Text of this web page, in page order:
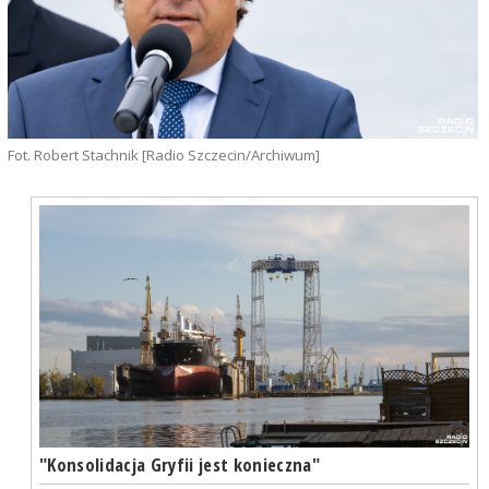
Fot. Robert Stachnik [Radio Szczecin/Archiwum]
"Konsolidacja Gryfii jest konieczna"